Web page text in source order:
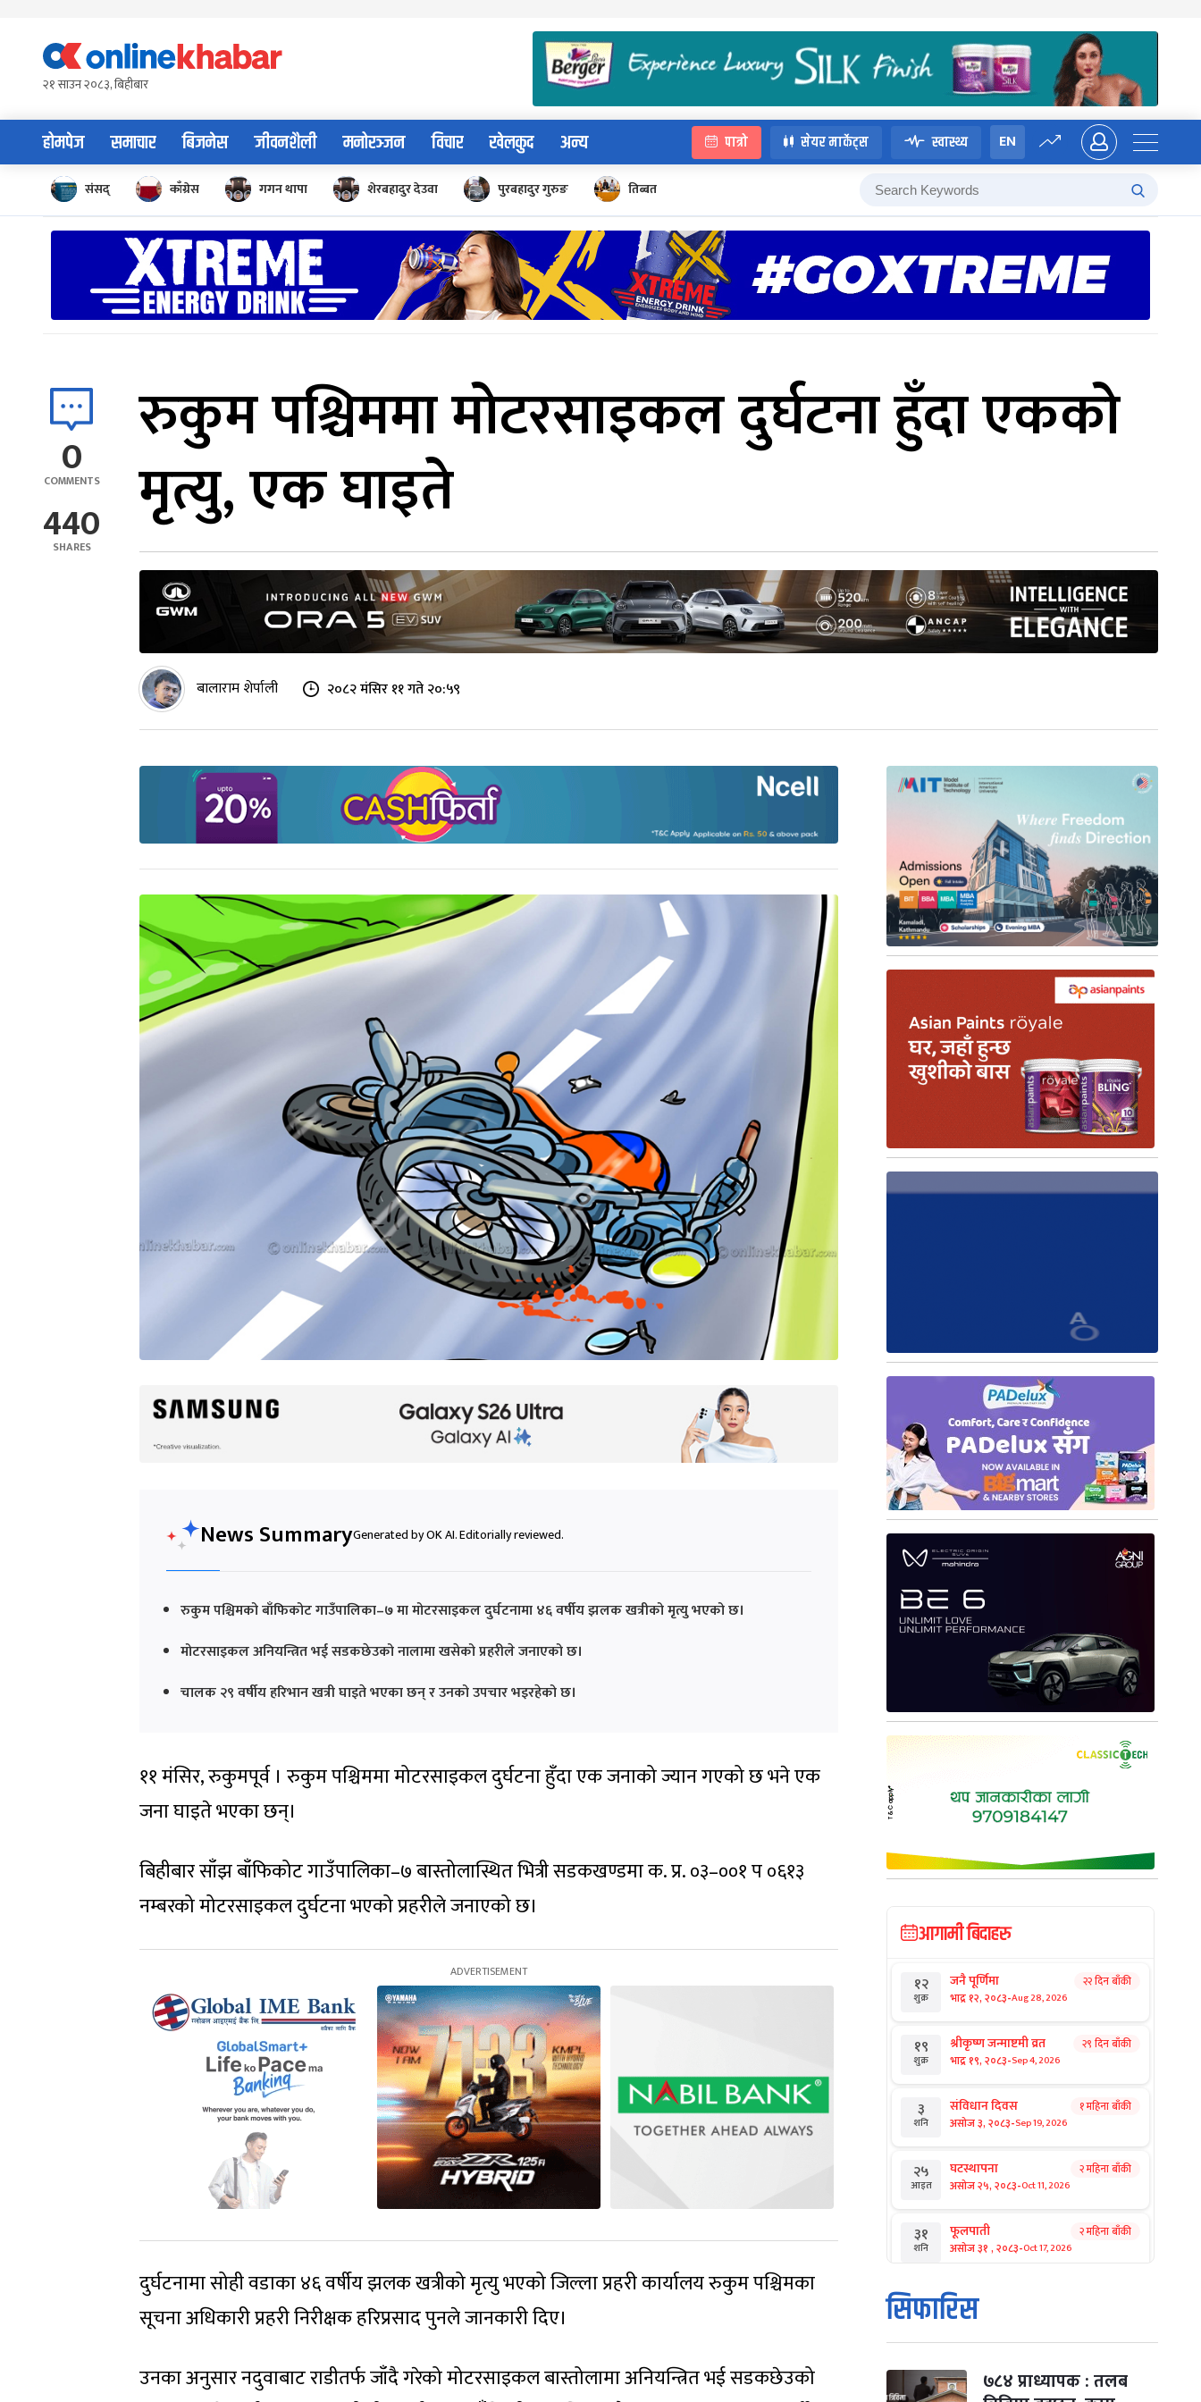
content२१ साउन २०८३, बिहीबार
होमपेज समाचार बिजनेस जीवनशैली मनोरञ्जन विचार खेलकुद अन्य पात्रो सेयर मार्केट्स स्वास्थ्य EN
संसद् काँग्रेस गगन थापा शेरबहादुर देउवा पुरबहादुर गुरुङ तिब्बत
0
COMMENTS
440
SHARES
रुकुम पश्चिममा मोटरसाइकल दुर्घटना हुँदा एकको
मृत्यु, एक घाइते
बालाराम शेर्पाली २०८२ मंसिर ११ गते २०:५९
News SummaryGenerated by OK AI. Editorially reviewed.
रुकुम पश्चिमको बाँफिकोट गाउँपालिका–७ मा मोटरसाइकल दुर्घटनामा ४६ वर्षीय झलक खत्रीको मृत्यु भएको छ।
मोटरसाइकल अनियन्त्रित भई सडकछेउको नालामा खसेको प्रहरीले जनाएको छ।
चालक २९ वर्षीय हरिभान खत्री घाइते भएका छन् र उनको उपचार भइरहेको छ।
११ मंसिर, रुकुमपूर्व । रुकुम पश्चिममा मोटरसाइकल दुर्घटना हुँदा एक जनाको ज्यान गएको छ भने एक
जना घाइते भएका छन्।
बिहीबार साँझ बाँफिकोट गाउँपालिका–७ बास्तोलास्थित भित्री सडकखण्डमा क. प्र. ०३–००१ प ०६१३
नम्बरको मोटरसाइकल दुर्घटना भएको प्रहरीले जनाएको छ।
दुर्घटनामा सोही वडाका ४६ वर्षीय झलक खत्रीको मृत्यु भएको जिल्ला प्रहरी कार्यालय रुकुम पश्चिमका
सूचना अधिकारी प्रहरी निरीक्षक हरिप्रसाद पुनले जानकारी दिए।
उनका अनुसार नदुवाबाट राडीतर्फ जाँदै गरेको मोटरसाइकल बास्तोलामा अनियन्त्रित भई सडकछेउको
आगामी बिदाहरु
१२
शुक्र
जनै पूर्णिमा
भाद्र १२, २०८३-Aug 28, 2026
२२ दिन बाँकी
१९
शुक्र
श्रीकृष्ण जन्माष्टमी व्रत
भाद्र १९, २०८३-Sep 4, 2026
२९ दिन बाँकी
३
शनि
संविधान दिवस
असोज ३, २०८३-Sep 19, 2026
१ महिना बाँकी
२५
आइत
घटस्थापना
असोज २५, २०८३-Oct 11, 2026
२ महिना बाँकी
३१
शनि
फूलपाती
असोज ३१ , २०८३-Oct 17, 2026
२ महिना बाँकी
१
आइत
कार्तिक सङ्क्रान्ति
कार्तिक १, २०८३
मंगल कार्तिक ३, २०८३ -Oct 20, 2026
सिफारिस
७८४ प्राध्यापक : तलब